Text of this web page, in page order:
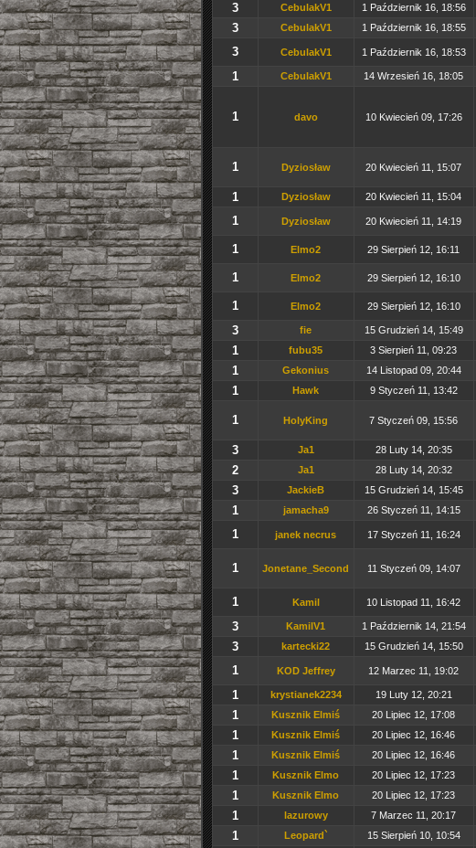
3 CebulakV1 1 Październik 16, 18:56
3 CebulakV1 1 Październik 16, 18:55
3 CebulakV1 1 Październik 16, 18:53
1 CebulakV1 14 Wrzesień 16, 18:05
1 davo 10 Kwiecień 09, 17:26
1 Dyziosław 20 Kwiecień 11, 15:07
1 Dyziosław 20 Kwiecień 11, 15:04
1 Dyziosław 20 Kwiecień 11, 14:19
1 Elmo2 29 Sierpień 12, 16:11
1 Elmo2 29 Sierpień 12, 16:10
1 Elmo2 29 Sierpień 12, 16:10
3 fie 15 Grudzień 14, 15:49
1 fubu35 3 Sierpień 11, 09:23
1 Gekonius 14 Listopad 09, 20:44
1 Hawk 9 Styczeń 11, 13:42
1 HolyKing 7 Styczeń 09, 15:56
3 Ja1 28 Luty 14, 20:35
2 Ja1 28 Luty 14, 20:32
3 JackieB 15 Grudzień 14, 15:45
1 jamacha9 26 Styczeń 11, 14:15
1 janek necrus 17 Styczeń 11, 16:24
1 Jonetane_Second 11 Styczeń 09, 14:07
1 Kamil 10 Listopad 11, 16:42
3 KamilV1 1 Październik 14, 21:54
3 kartecki22 15 Grudzień 14, 15:50
1 KOD Jeffrey 12 Marzec 11, 19:02
1 krystianek2234 19 Luty 12, 20:21
1 Kusznik Elmiś 20 Lipiec 12, 17:08
1 Kusznik Elmiś 20 Lipiec 12, 16:46
1 Kusznik Elmiś 20 Lipiec 12, 16:46
1 Kusznik Elmo 20 Lipiec 12, 17:23
1 Kusznik Elmo 20 Lipiec 12, 17:23
1 lazurowy 7 Marzec 11, 20:17
1 Leopard` 15 Sierpień 10, 10:54